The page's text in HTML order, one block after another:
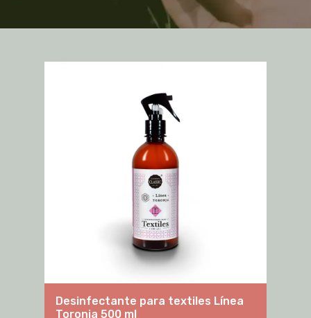
Desinfectante para textiles Línea
Toronja 500 ml